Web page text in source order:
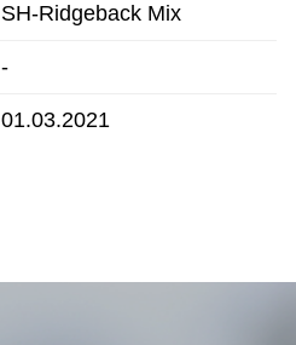
SH-Ridgeback Mix
-
01.03.2021